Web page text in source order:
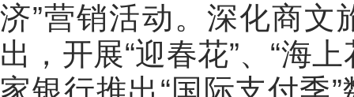
济”营销活动。深化商
出，开展“迎春花”、“海